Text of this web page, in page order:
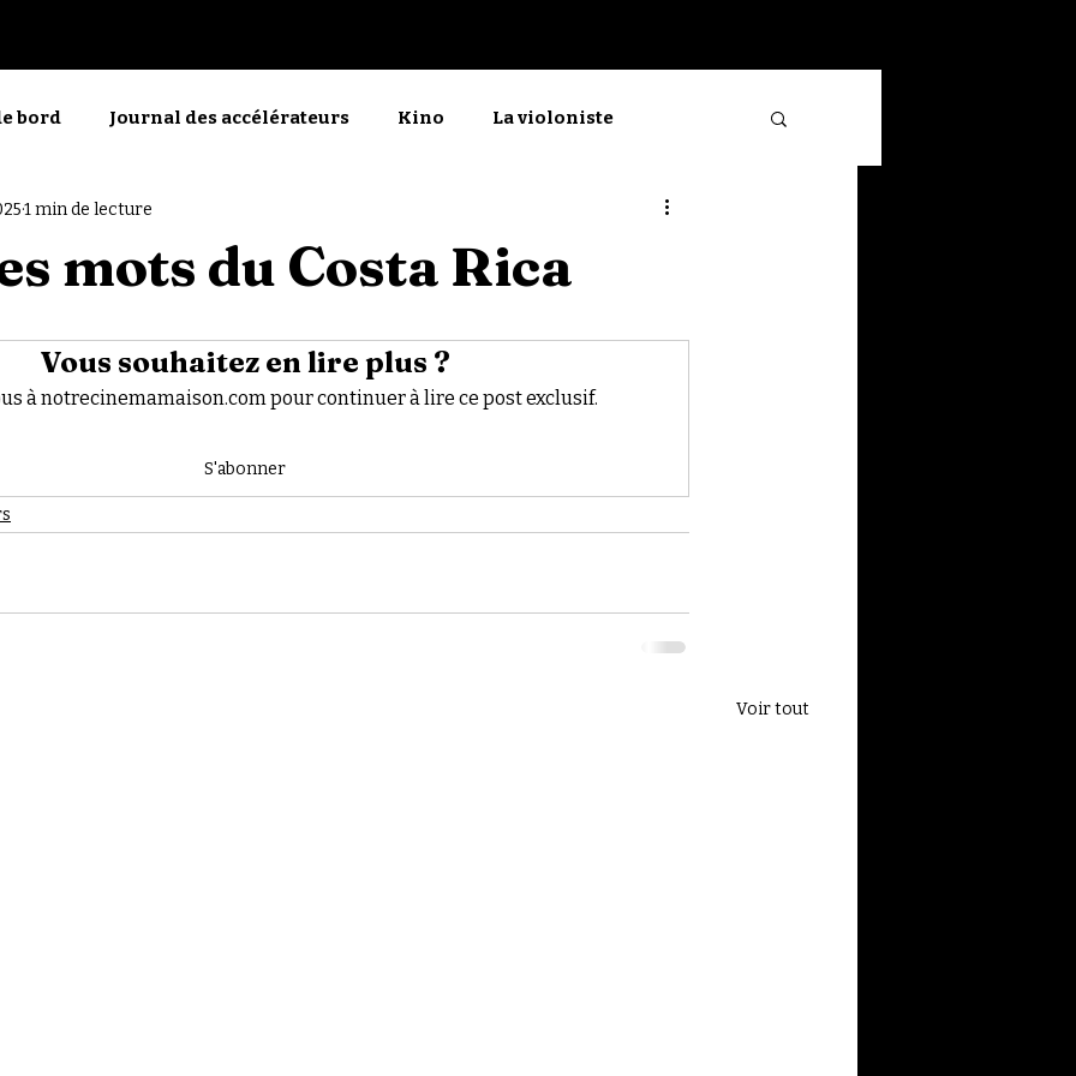
bord Journal des accélérateurs Kino La violoniste
La manifestante découragée
mots du Costa Rica
1 min de lecture
Vous souhaitez en lire plus ?
à notrecinemamaison.com pour continuer à lire ce post exclusif.
S'abonner
Voir tout